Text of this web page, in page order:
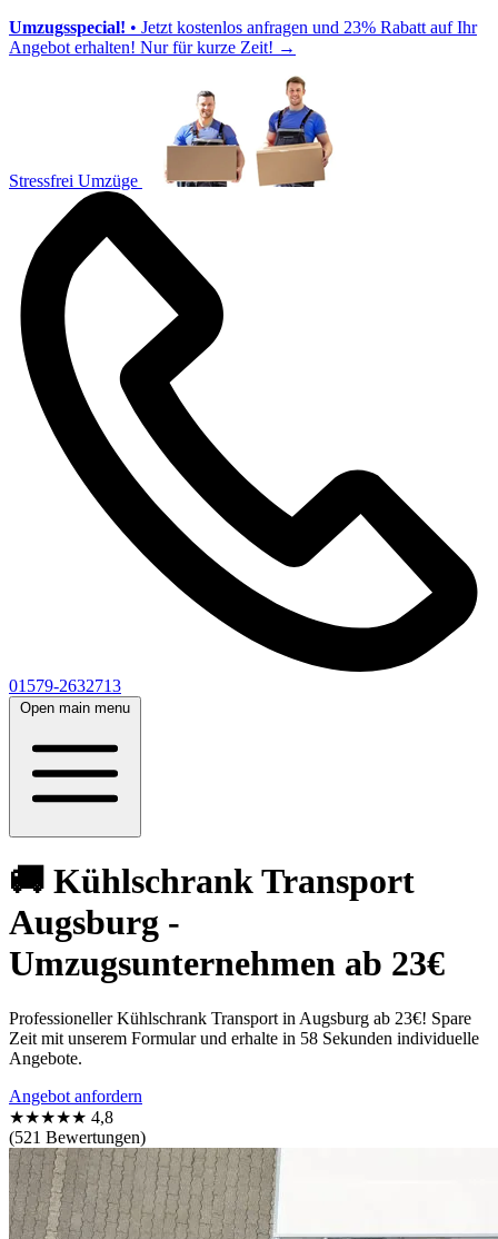
Umzugsspecial! • Jetzt kostenlos anfragen und 23% Rabatt auf Ihr
Angebot erhalten! Nur für kurze Zeit! →
Stressfrei Umzüge
01579-2632713
Open main menu
🚚 Kühlschrank Transport
Augsburg -
Umzugsunternehmen ab 23€
Professioneller Kühlschrank Transport in Augsburg ab 23€! Spare
Zeit mit unserem Formular und erhalte in 58 Sekunden individuelle
Angebote.
Angebot anfordern
★★★★★ 4,8
(521 Bewertungen)